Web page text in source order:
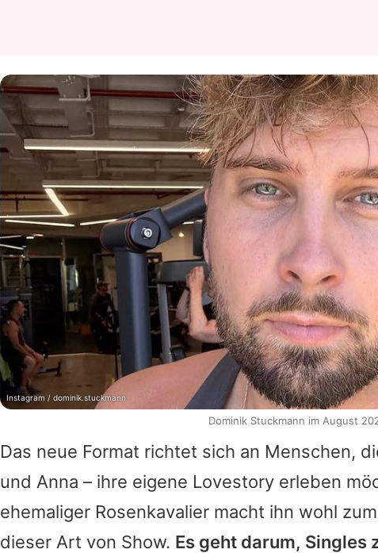
Das neue Format richtet sich an Menschen,
und Anna – ihre eigene Lovestory erleben
ehemaliger Rosenkavalier macht ihn wohl
dieser Art von Show. Es geht darum, Singles
Instagram / dominik.stuckmann
Dominik Stuckmann im August